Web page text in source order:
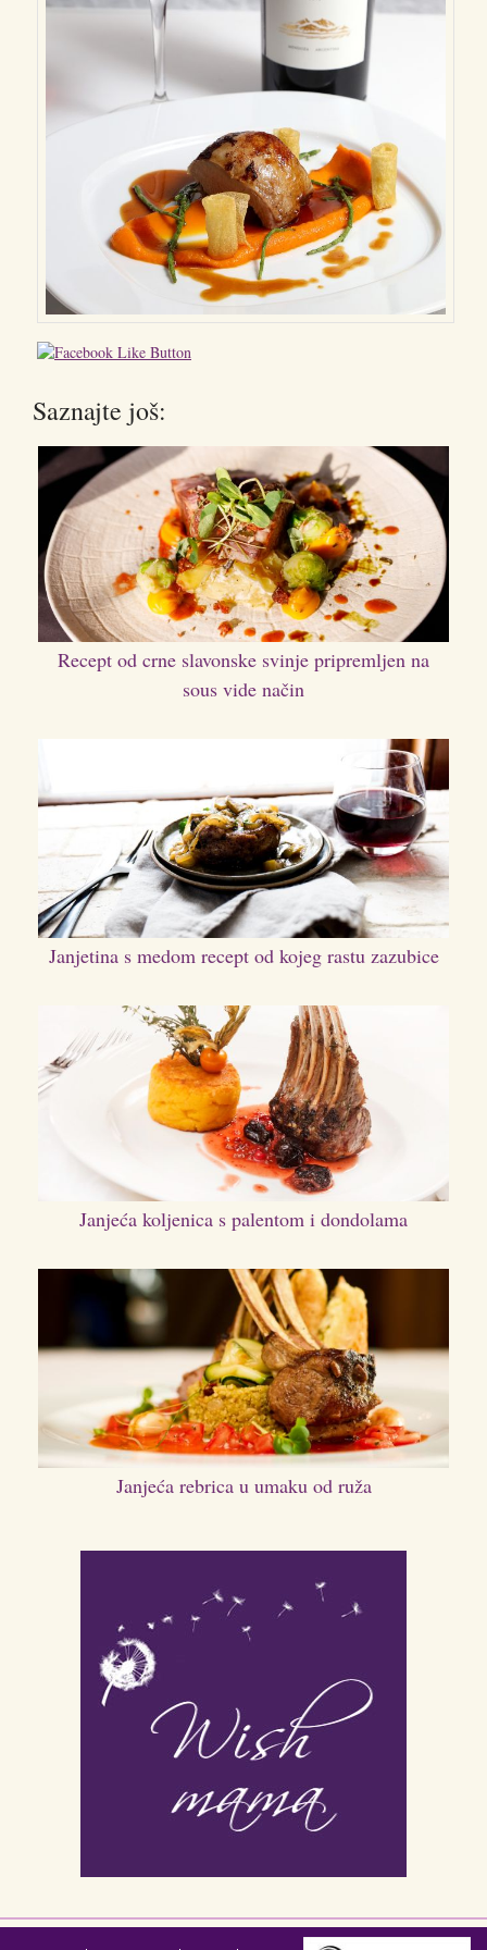
Saznajte još:
Recept od crne slavonske svinje pripremljen na
sous vide način
Janjetina s medom recept od kojeg rastu zazubice
Janjeća koljenica s palentom i dondolama
Janjeća rebrica u umaku od ruža